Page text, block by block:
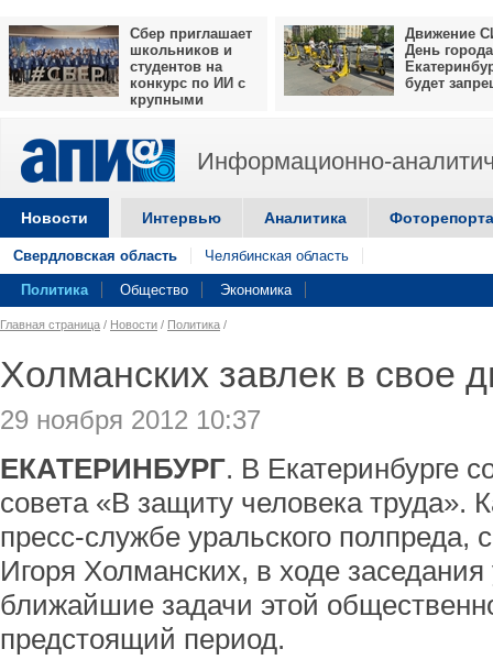
Сбер приглашает
школьников и
студентов на
конкурс по ИИ с
крупными
Движение
День города
будет
Информационно-
Новости Интервью Аналитика
Свердловская область Челябинская область
Политика Общество Экономика
Главная страница / Новости / Политика /
Холманских завлек в свое
29 ноября 2012 10:37
ЕКАТЕРИНБУРГ. В Екатеринбурге
совета «В защиту человека
пресс-службе уральского полпреда,
Игоря Холманских, в ходе
ближайшие задачи этой
предстоящий период.